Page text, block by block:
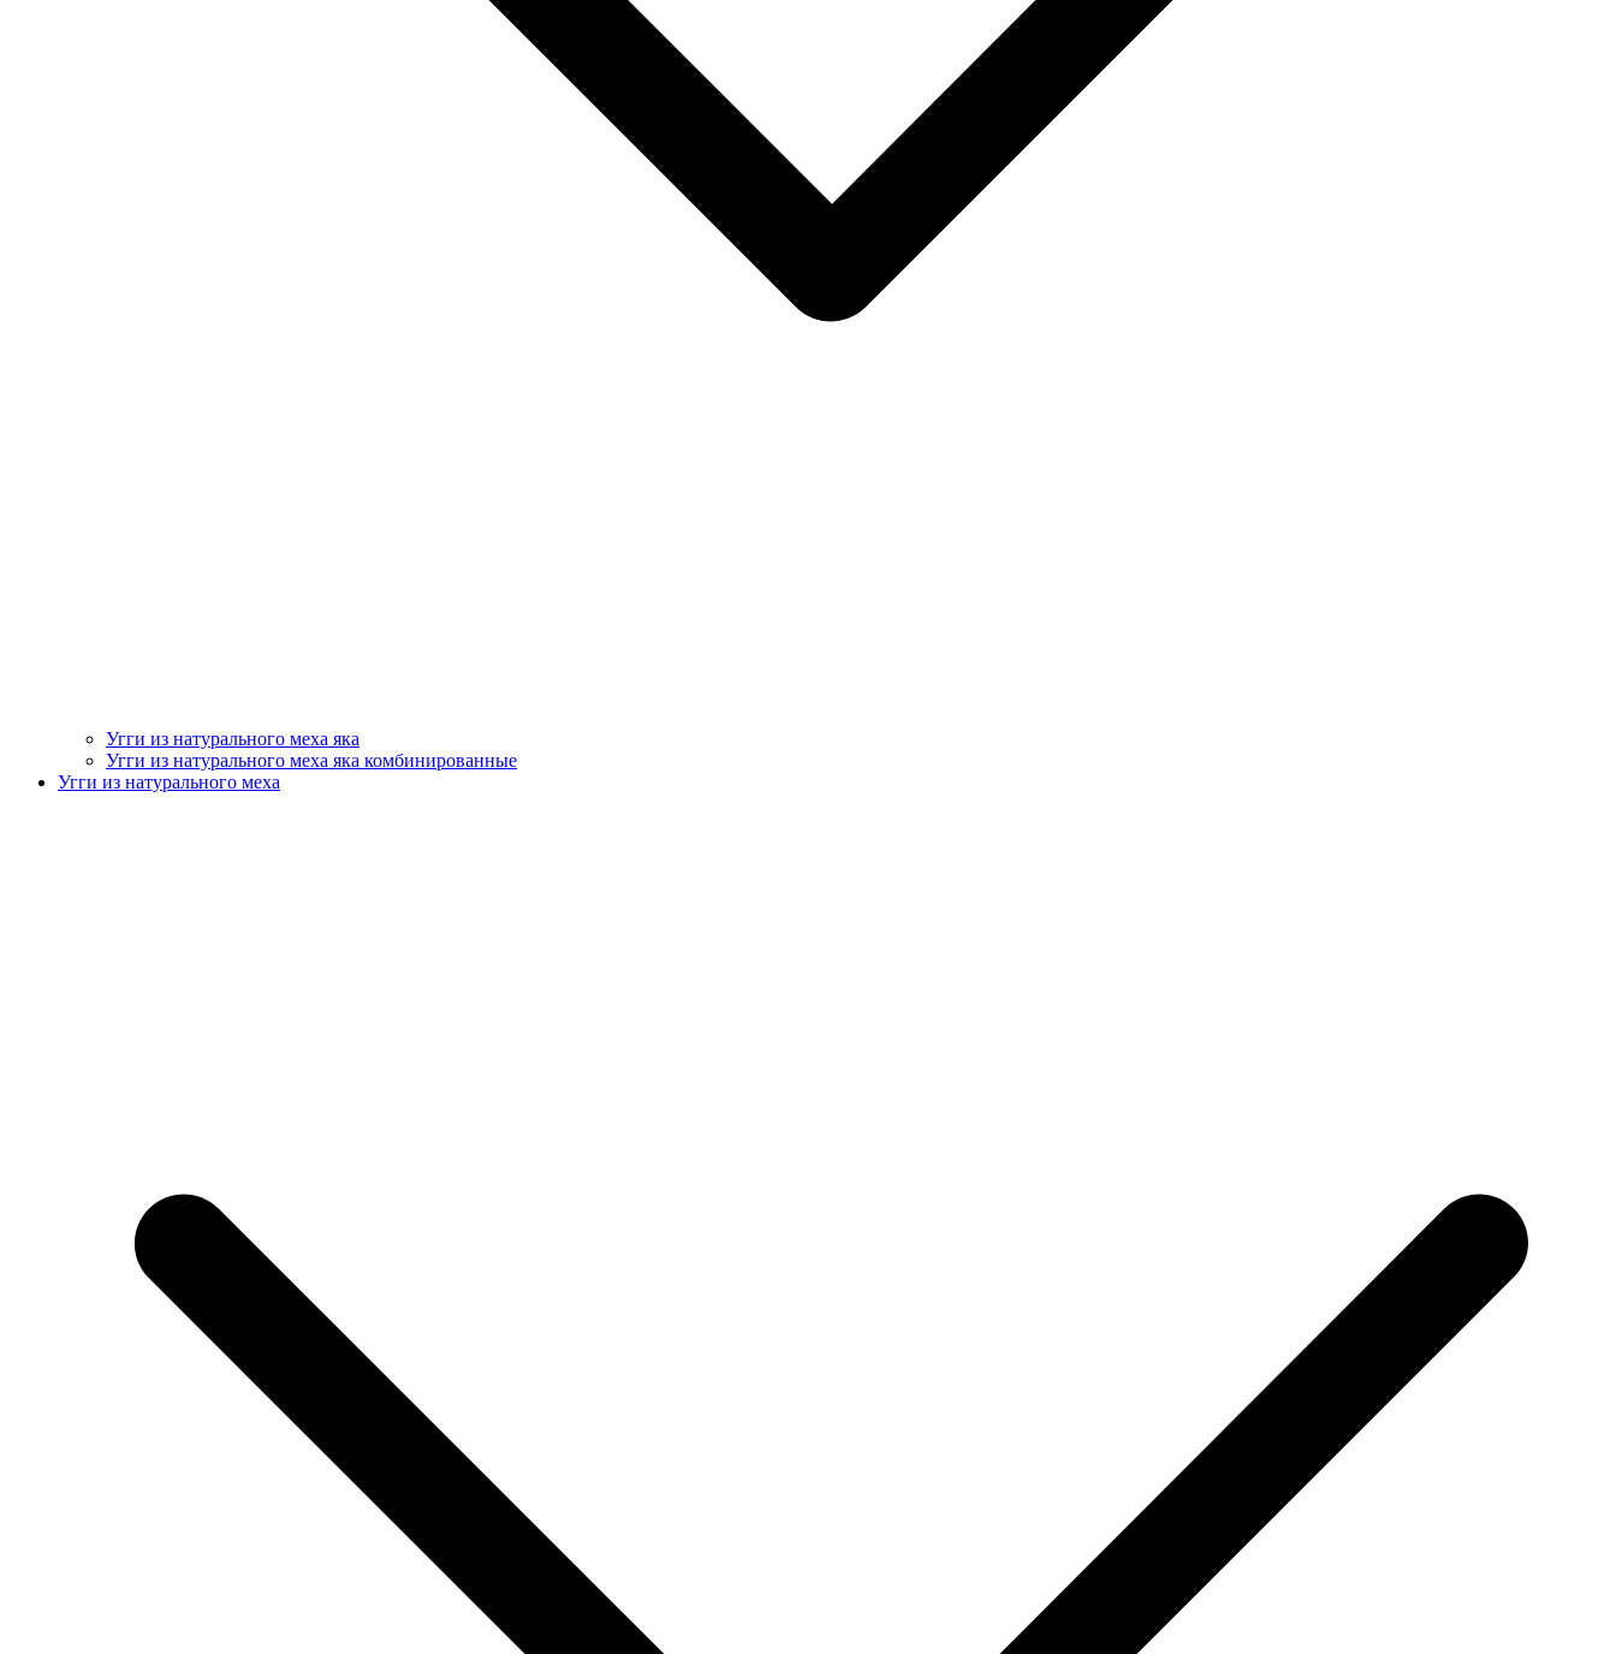
Угги из натурального меха яка
Угги из натурального меха яка комбинированные
Угги из натурального меха